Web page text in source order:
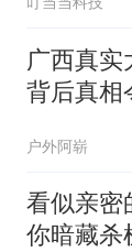
广西真
背后真相
户外阿崭
看似亲密
你暗藏杀